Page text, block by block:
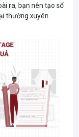
ra, bạn nên tạo sổ
thường xuyên.